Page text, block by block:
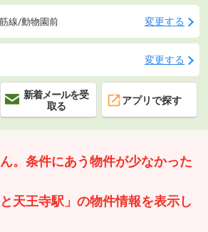
線/動物園前 変更する
変更する
新着メールを受
取る
アプリで探す
。条件にあう物件が少なかった
天王寺駅」の物件情報を表示し